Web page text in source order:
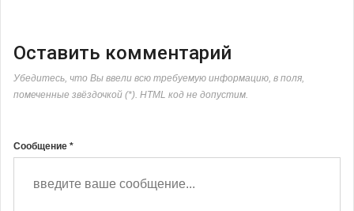
Оставить комментарий
Убедитесь, что Вы ввели всю требуемую информацию, в поля,
помеченные звёздочкой (*). HTML код не допустим.
Сообщение *